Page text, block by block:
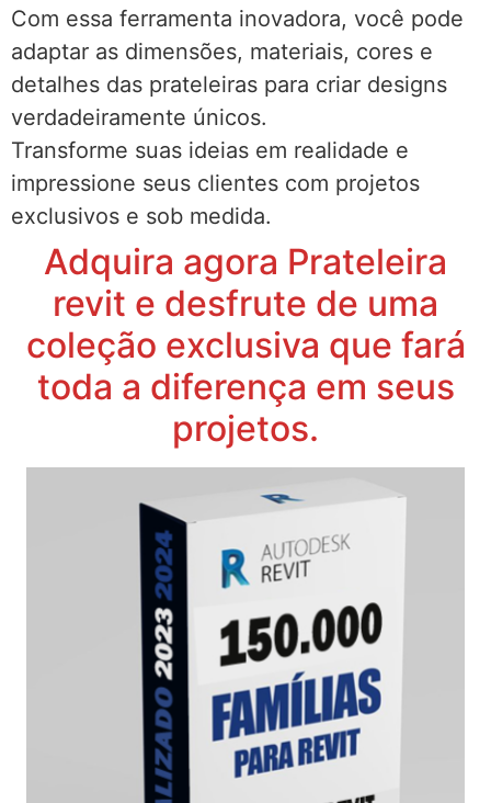
Com essa ferramenta inovadora, você pode
adaptar as dimensões, materiais, cores e
detalhes das prateleiras para criar designs
verdadeiramente únicos.
Transforme suas ideias em realidade e
impressione seus clientes com projetos
exclusivos e sob medida.
Adquira agora Prateleira
revit e desfrute de uma
coleção exclusiva que fará
toda a diferença em seus
projetos.